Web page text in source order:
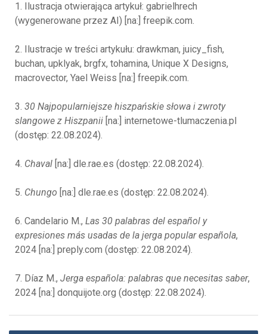
1. Ilustracja otwierająca artykuł: gabrielhrech
(wygenerowane przez AI) [na:] freepik.com.
2. Ilustracje w treści artykułu: drawkman, juicy_fish,
buchan, upklyak, brgfx, tohamina, Unique X Designs,
macrovector, Yael Weiss [na:] freepik.com.
3. 30 Najpopularniejsze hiszpańskie słowa i zwroty
slangowe z Hiszpanii [na:] internetowe-tlumaczenia.pl
(dostęp: 22.08.2024).
4. Chaval [na:] dle.rae.es (dostęp: 22.08.2024).
5. Chungo [na:] dle.rae.es (dostęp: 22.08.2024).
6. Candelario M., Las 30 palabras del español y
expresiones más usadas de la jerga popular española,
2024 [na:] preply.com (dostęp: 22.08.2024).
7. Díaz M., Jerga española: palabras que necesitas saber,
2024 [na:] donquijote.org (dostęp: 22.08.2024).